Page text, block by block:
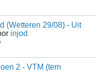
(Wetteren 29/08) - Uit
injod
2 - VTM (tem